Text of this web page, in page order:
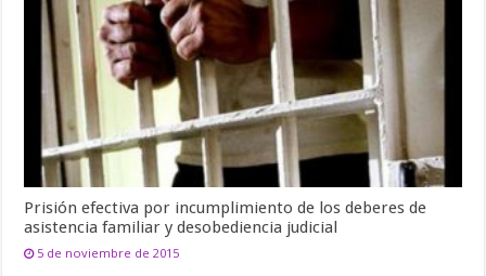
Prisión efectiva por incumplimiento de los deberes de
asistencia familiar y desobediencia judicial
5 de noviembre de 2015